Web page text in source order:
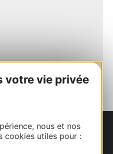
votre vie privée
nous et nos
cookies utiles pour :